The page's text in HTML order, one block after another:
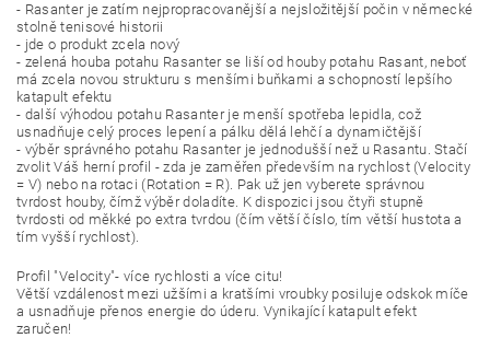
- Rasanter je zatím nejpropracovanější a nejsložitější počin v německé
stolně tenisové historii
- jde o produkt zcela nový
- zelená houba potahu Rasanter se liší od houby potahu Rasant, neboť
má zcela novou strukturu s menšími buňkami a schopností lepšího
katapult efektu
- další výhodou potahu Rasanter je menší spotřeba lepidla, což
usnadňuje celý proces lepení a pálku dělá lehčí a dynamičtější
- výběr správného potahu Rasanter je jednodušší než u Rasantu. Stačí
zvolit Váš herní profil - zda je zaměřen především na rychlost (Velocity
= V) nebo na rotaci (Rotation = R). Pak už jen vyberete správnou
tvrdost houby, čímž výběr doladíte. K dispozici jsou čtyři stupně
tvrdosti od měkké po extra tvrdou (čím větší číslo, tím větší hustota a
tím vyšší rychlost).
Profil "Velocity"- více rychlosti a více citu!
Větší vzdálenost mezi užšími a kratšími vroubky posiluje odskok míče
a usnadňuje přenos energie do úderu. Vynikající katapult efekt
zaručen!